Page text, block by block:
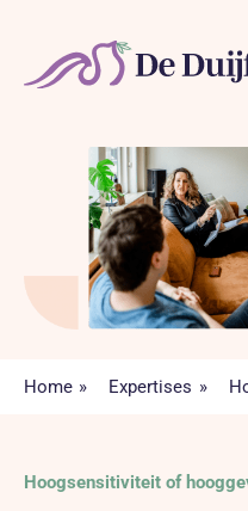
inhoud
Aanbod
Begeleiding naar werk
Home Expertises
Hoogsensitiviteit of